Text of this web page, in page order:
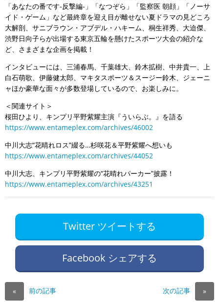
「あなたの番です‐反撃編‐」「なつぞら」「監察医 朝顔」「ノーサ
イド・ゲーム」など最終章を迎え目が離せない夏ドラマの見どころ
大解剖、サニブラウン・アブデル・ハキーム、桐生祥秀、大迫傑、
渋野日向子らが出場する東京五輪を懸けたスポーツ大会の紹介な
ど、さまざまな企画を掲載！
インタビューには、三浦春馬、千葉雄大、鈴木拡樹、中井貴一、上
白石萌歌、伊藤健太郎、マキタスポーツ＆スージー鈴木、ジェーニ
ャほか豪華な面々が多数登場しているので、お楽しみに。
＜関連サイト＞
桜田ひより、キンプリ平野紫耀主演『ういらぶ。』を語る
https://www.entameplex.com/archives/46002
中川大志“花晴れロス”綴る…杉咲花＆平野紫耀へ想いも
https://www.entameplex.com/archives/44052
中川大志、キンプリ平野紫耀の“花晴れパーカー”披露！
https://www.entameplex.com/archives/43251
Twitter ツイートする
Facebook シェアする
« 前の記事 次の記事 »